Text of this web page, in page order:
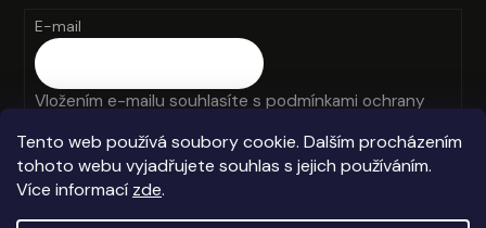
Tento web používá soubory cookie. Dalším procházením
tohoto webu vyjadřujete souhlas s jejich používáním.
Více informací zde.
E-mail
Vložením e-mailu souhlasíte s podmínkami ochrany
PŘIHLÁSIT SE